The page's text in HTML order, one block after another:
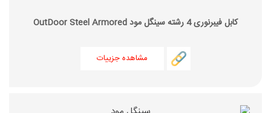
کابل فیبرنوری 4 رشته سینگل مود OutDoor Steel Armored
مشاهده جزییات